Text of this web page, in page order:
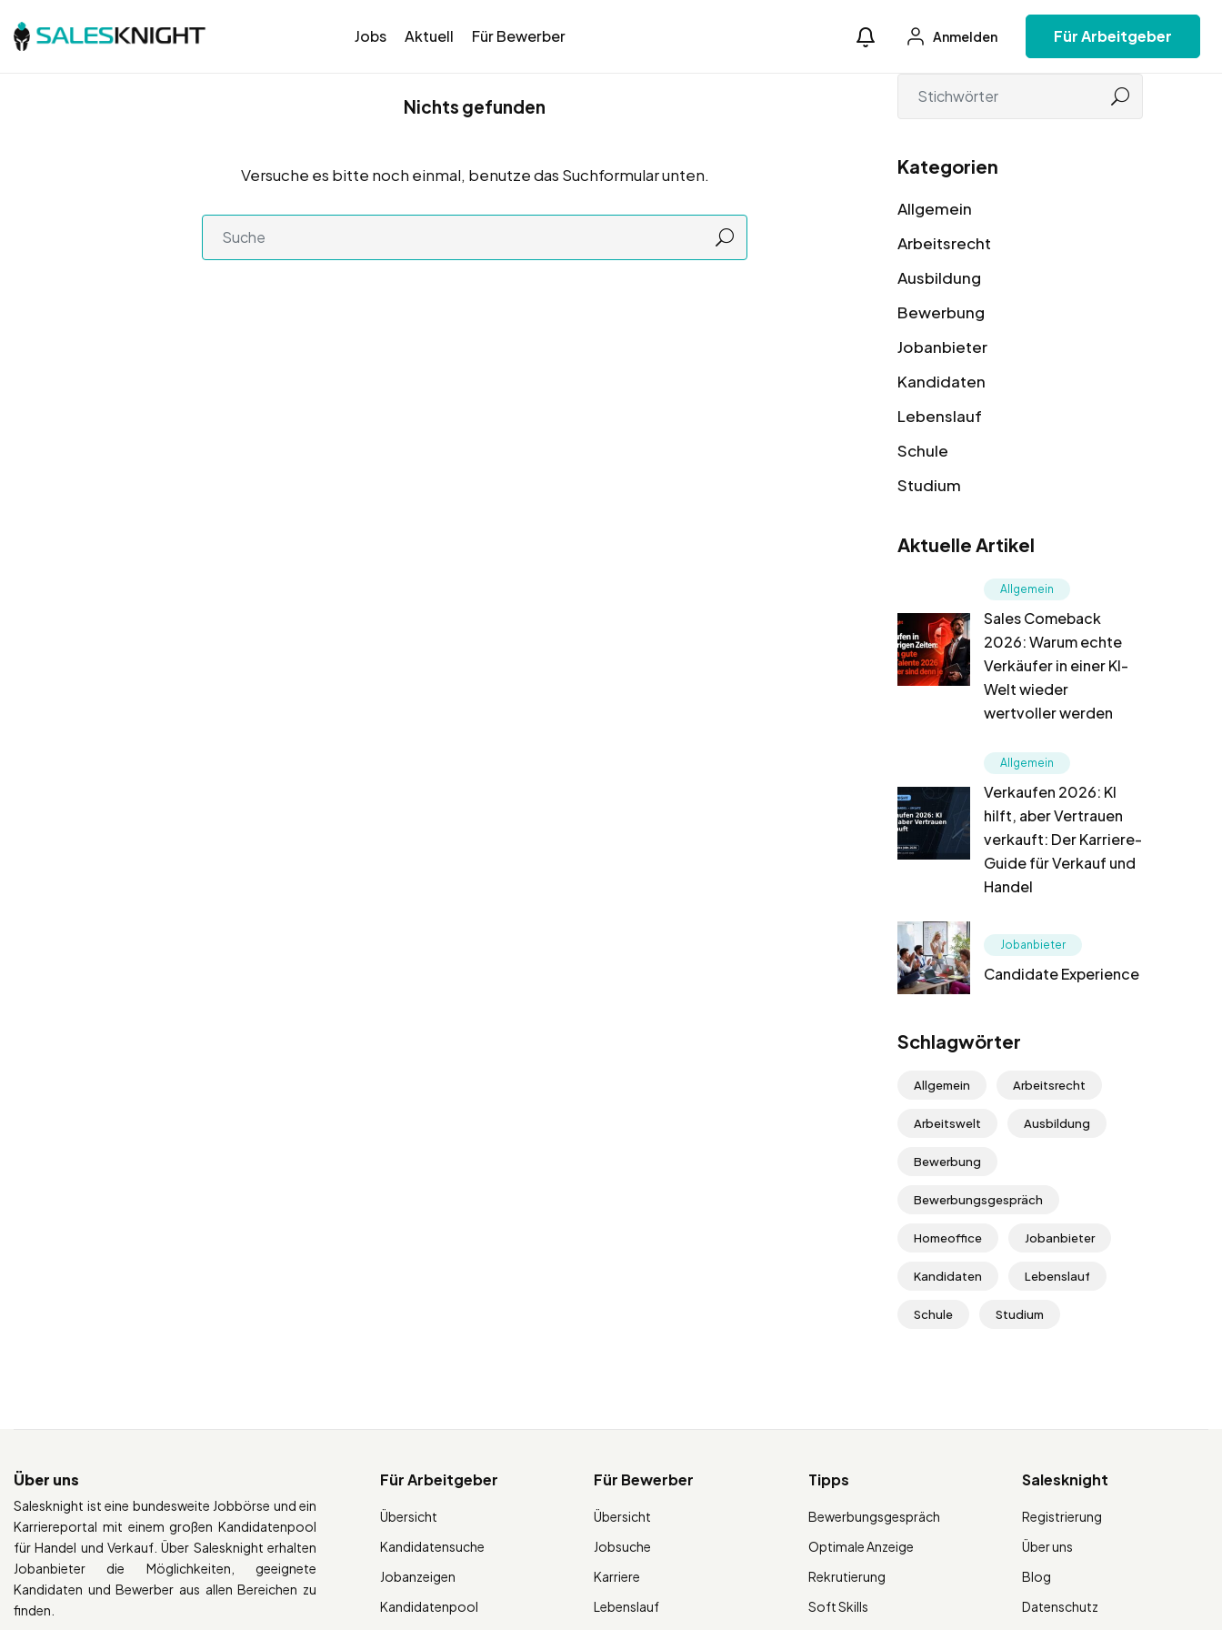
Jobs Aktuell Für Bewerber Anmelden Für Arbeitgeber
Nichts gefunden
Versuche es bitte noch einmal, benutze das Suchformular unten. Kategorien
Allgemein
Arbeitsrecht
Ausbildung
Bewerbung
Jobanbieter
Kandidaten
Lebenslauf
Schule
Studium
Aktuelle Artikel
Allgemein
Sales Comeback
2026: Warum echte
Verkäufer in einer KI-
Welt wieder
wertvoller werden
Allgemein
Verkaufen 2026: KI
hilft, aber Vertrauen
verkauft: Der Karriere-
Guide für Verkauf und
Handel
Jobanbieter
Candidate Experience
Schlagwörter
Allgemein Arbeitsrecht
Arbeitswelt Ausbildung
Bewerbung
Bewerbungsgespräch
Homeoffice Jobanbieter
Kandidaten Lebenslauf
Schule Studium
Über uns
Salesknight ist eine bundesweite Jobbörse und ein
Karriereportal mit einem großen Kandidatenpool
für Handel und Verkauf. Über Salesknight erhalten
Jobanbieter die Möglichkeiten, geeignete
Kandidaten und Bewerber aus allen Bereichen zu
finden.
Für Arbeitgeber
Übersicht
Kandidatensuche
Jobanzeigen
Kandidatenpool
Für Bewerber
Übersicht
Jobsuche
Karriere
Lebenslauf
Tipps
Bewerbungsgespräch
Optimale Anzeige
Rekrutierung
Soft Skills
Salesknight
Registrierung
Über uns
Blog
Datenschutz